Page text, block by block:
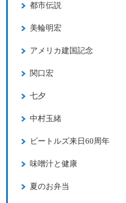
都市伝説
美輪明宏
アメリカ建国記念
関口宏
七夕
中村玉緒
ビートルズ来日60周年
味噌汁と健康
夏のお弁当